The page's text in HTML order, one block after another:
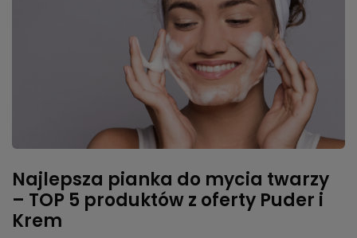
Najlepsza pianka do mycia twarzy
– TOP 5 produktów z oferty Puder i
Krem